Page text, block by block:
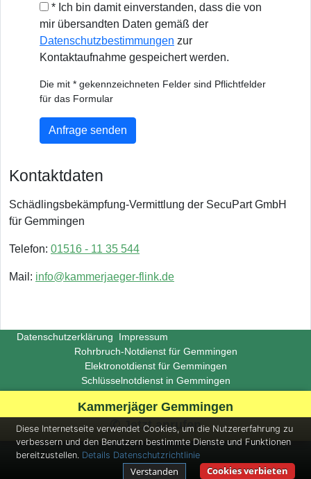
Kammerjäger Gemmingen
✆ Jetzt anrufen
* Ich bin damit einverstanden, dass die von
mir übersandten Daten gemäß der
Datenschutzbestimmungen zur
Kontaktaufnahme gespeichert werden.
Die mit * gekennzeichneten Felder sind Pflichtfelder
für das Formular
Anfrage senden
Kontaktdaten
Schädlingsbekämpfung-Vermittlung der SecuPart GmbH
für Gemmingen
Telefon: 01516 - 11 35 544
Mail: info@kammerjaeger-flink.de
Datenschutzerklärung
Impressum
Rohrbruch-Notdienst für Gemmingen
Elektronotdienst für Gemmingen
Schlüsselnotdienst in Gemmingen
(Last update 2026-06-29)
Diese Internetseite verwendet Cookies, um die Nutzererfahrung zu
verbessern und den Benutzern bestimmte Dienste und Funktionen
bereitzustellen. Details Datenschutzrichtlinie
Cookies verbieten
Verstanden